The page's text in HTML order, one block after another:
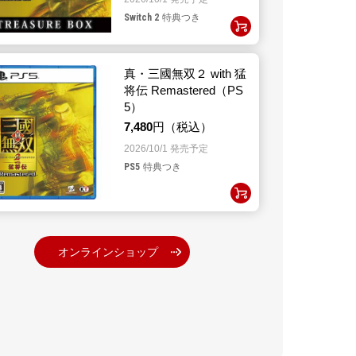
Switch 2 特典つき
真・三國無双２ with 猛
将伝 Remastered（PS
5）
7,480円（税込）
2026/10/1 発売予定
PS5 特典つき
オンラインショップ